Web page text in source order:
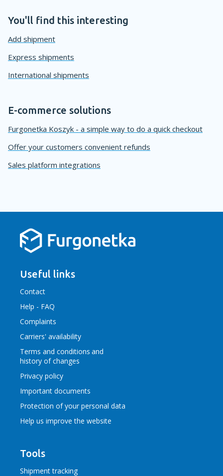
You'll find this interesting
Add shipment
Express shipments
International shipments
E-commerce solutions
Furgonetka Koszyk - a simple way to do a quick checkout
Offer your customers convenient refunds
Sales platform integrations
Useful links
Contact
Help - FAQ
Complaints
Carriers' availability
Terms and conditions and
history of changes
Privacy policy
Important documents
Protection of your personal data
Help us improve the website
Tools
Shipment tracking